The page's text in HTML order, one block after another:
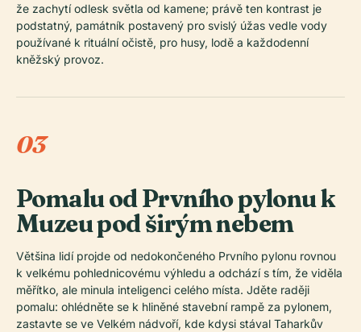
že zachytí odlesk světla od kamene; právě ten kontrast je
podstatný, památník postavený pro svislý úžas vedle vody
používané k rituální očistě, pro husy, lodě a každodenní
kněžský provoz.
03
Pomalu od Prvního pylonu k
Muzeu pod širým nebem
Většina lidí projde od nedokončeného Prvního pylonu rovnou
k velkému pohlednicovému výhledu a odchází s tím, že viděla
měřítko, ale minula inteligenci celého místa. Jděte raději
pomalu: ohlédněte se k hliněné stavební rampě za pylonem,
zastavte se ve Velkém nádvoří, kde kdysi stával Taharkův